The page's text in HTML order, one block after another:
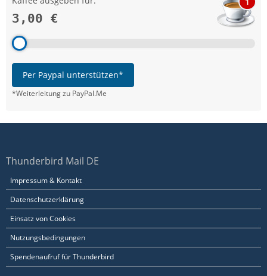
3,00 €
Per Paypal unterstützen*
*Weiterleitung zu PayPal.Me
Thunderbird Mail DE
Impressum & Kontakt
Datenschutzerklärung
Einsatz von Cookies
Nutzungsbedingungen
Spendenaufruf für Thunderbird